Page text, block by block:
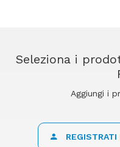
Seleziona i
Aggiungi i
REGISTRATI